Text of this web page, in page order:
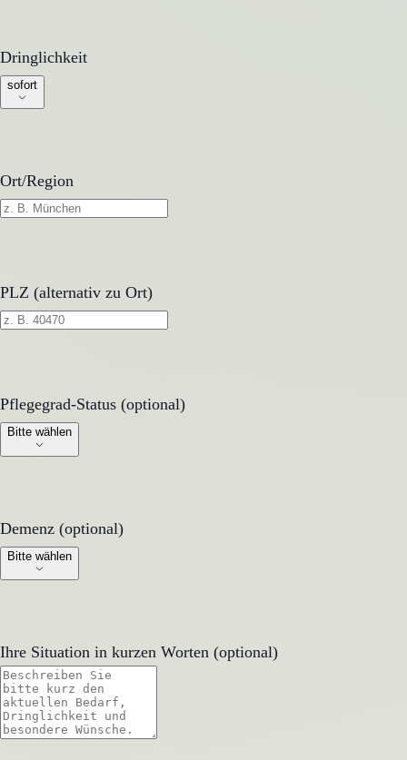
Dringlichkeit
Dringlichkeit
sofort
Ort/Region
PLZ (alternativ zu Ort)
Pflegegrad-Status (optional)
Pflegegrad-Status (optional)
Bitte wählen
Demenz (optional)
Demenz (optional)
Bitte wählen
Ihre Situation in kurzen Worten (optional)